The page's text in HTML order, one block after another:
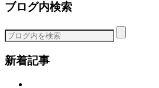
ゴ
ー
ブログ内検索
新着記事